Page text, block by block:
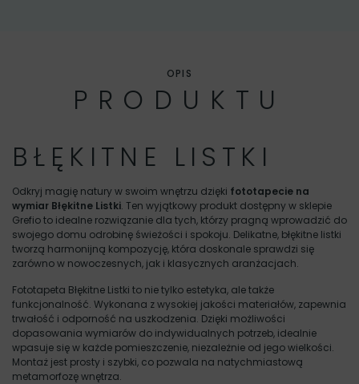
OPIS
PRODUKTU
BŁĘKITNE LISTKI
Odkryj magię natury w swoim wnętrzu dzięki fototapecie na
wymiar Błękitne Listki. Ten wyjątkowy produkt dostępny w sklepie
Grefio to idealne rozwiązanie dla tych, którzy pragną wprowadzić do
swojego domu odrobinę świeżości i spokoju. Delikatne, błękitne listki
tworzą harmonijną kompozycję, która doskonale sprawdzi się
zarówno w nowoczesnych, jak i klasycznych aranżacjach.
Fototapeta Błękitne Listki to nie tylko estetyka, ale także
funkcjonalność. Wykonana z wysokiej jakości materiałów, zapewnia
trwałość i odporność na uszkodzenia. Dzięki możliwości
dopasowania wymiarów do indywidualnych potrzeb, idealnie
wpasuje się w każde pomieszczenie, niezależnie od jego wielkości.
Montaż jest prosty i szybki, co pozwala na natychmiastową
metamorfozę wnętrza.